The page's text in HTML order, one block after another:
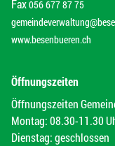
Fax056 677 87 75
www.besenbueren.ch
Öffnungszeiten
Öffnungszeiten
Montag: 08.30-11.30
Dienstag: geschlossen